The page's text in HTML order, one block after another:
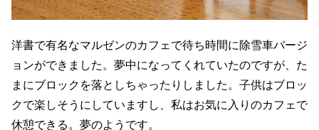
洋書で有名なマルゼンのカフェで待ち時間に除雪車バージ
ョンができました。夢中になってくれていたのですが、た
まにブロックを落としちゃったりしました。子供はブロッ
クで楽しそうにしていますし、私はお気に入りのカフェで
休憩できる。夢のようです。